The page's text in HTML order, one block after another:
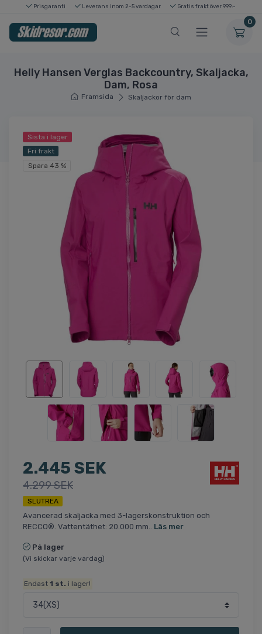
Prisgaranti Leverans inom 2-5 vardagar Gratis frakt över 999:-
0
Helly Hansen Verglas Backcountry, Skaljacka,
Dam, Rosa
Framsida Skaljackor för dam
Sista i lager
Fri frakt
Spara 43 %
2.445 SEK
4.299 SEK
SLUTREA
Avancerad skaljacka med 3-lagerskonstruktion och
RECCO®. Vattentäthet: 20.000 mm.. Läs mer
På lager
(Vi skickar varje vardag)
Endast1 st. i lager!